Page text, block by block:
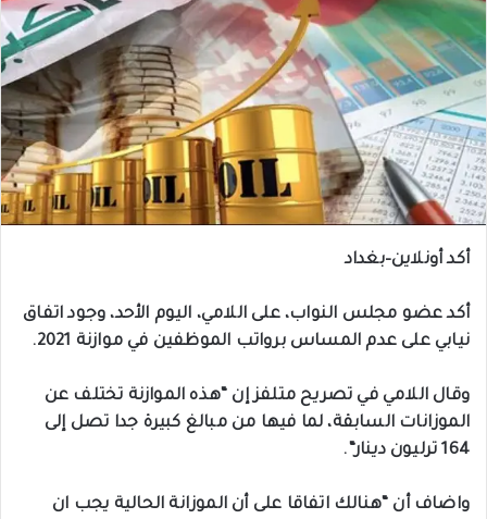
أكد أونلاين–بغداد
أكد عضو مجلس النواب، على اللامي، اليوم الأحد، وجود اتفاق
نيابي على عدم المساس برواتب الموظفين في موازنة
وقال اللامي في تصريح متلفز إن “هذه الموازنة تختلف عن
الموزانات السابقة، لما فيها من مبالغ كبيرة جدا تصل إلى
164 ترليون دينار“.
واضاف أن “هنالك اتفاقا على أن الموزانة الحالية يجب ان